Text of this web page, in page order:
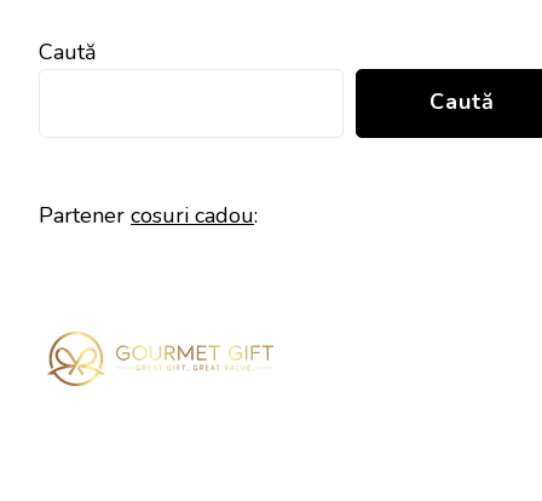
Caută
Caută
Partener cosuri cadou: